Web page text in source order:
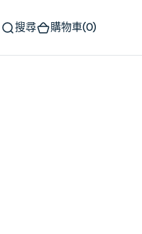
搜尋 購物車(0)